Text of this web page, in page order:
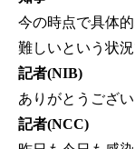
今の時点で具体
難しいという状況
記者(NIB)
ありがとうござい
記者(NCC)